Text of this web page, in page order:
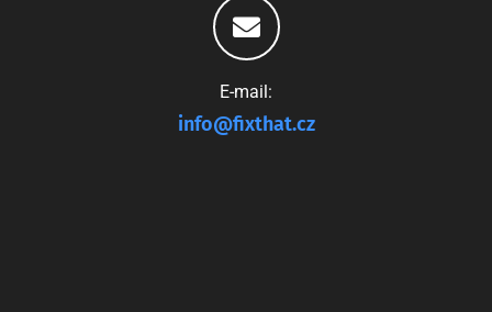
E-mail:
info@fixthat.cz